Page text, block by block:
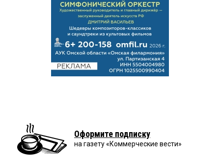
Оформите подписку
на газету «Коммерческие вести»